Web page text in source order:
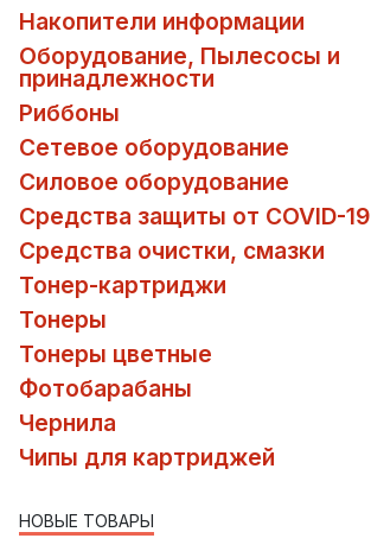
Накопители информации
Оборудование, Пылесосы и
принадлежности
Риббоны
Сетевое оборудование
Силовое оборудование
Средства защиты от COVID-19
Средства очистки, смазки
Тонер-картриджи
Тонеры
Тонеры цветные
Фотобарабаны
Чернила
Чипы для картриджей
НОВЫЕ ТОВАРЫ